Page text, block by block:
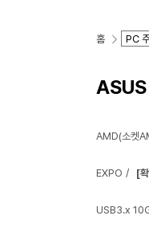
홈
AMD(소켓
EXPO [
USB3.x